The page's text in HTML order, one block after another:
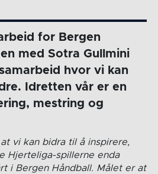
for Bergen
med Sotra Gullmini
hvor vi kan
Idretten vår er en
mestring og
vi kan bidra til å inspirere,
Hjerteliga-spillerne enda
i Bergen Håndball. Målet er at